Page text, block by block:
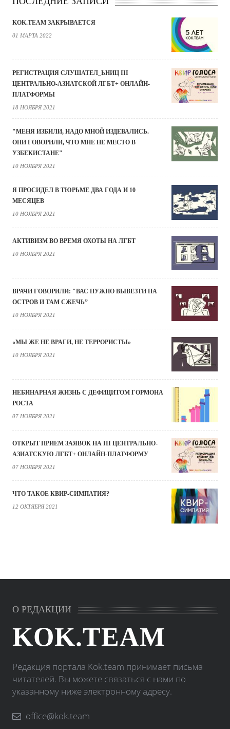
KOK.TEAM ЗАКРЫВАЕТСЯ
01 МАРТА 2022
РЕГИСТРАЦИЯ СЛУШАТЕЛ_ЬНИЦ III
ЦЕНТРАЛЬНО-АЗИАТСКОЙ ЛГБТ+ ОНЛАЙН-
ПЛАТФОРМЫ
18 НОЯБРЯ 2021
"МЕНЯ ИЗБИЛИ, НАДО МНОЙ ИЗДЕВАЛИСЬ.
ОНИ ГОВОРИЛИ, ЧТО МНЕ НЕ МЕСТО В
УЗБЕКИСТАНЕ"
10 НОЯБРЯ 2021
Я ПРОСИДЕЛ В ТЮРЬМЕ ДВА ГОДА И 10
МЕСЯЦЕВ
10 НОЯБРЯ 2021
АКТИВИЗМ ВО ВРЕМЯ ОХОТЫ НА ЛГБТ
10 НОЯБРЯ 2021
ВРАЧИ ГОВОРИЛИ: "ВАС НУЖНО ВЫВЕЗТИ НА
ОСТРОВ И ТАМ СЖЕЧЬ”
10 НОЯБРЯ 2021
«МЫ ЖЕ НЕ ВРАГИ, НЕ ТЕРРОРИСТЫ»
10 НОЯБРЯ 2021
НЕБИНАРНАЯ ЖИЗНЬ С ДЕФИЦИТОМ ГОРМОНА
РОСТА
07 НОЯБРЯ 2021
ОТКРЫТ ПРИЕМ ЗАЯВОК НА III ЦЕНТРАЛЬНО-
АЗИАТСКУЮ ЛГБТ+ ОНЛАЙН-ПЛАТФОРМУ
07 НОЯБРЯ 2021
ЧТО ТАКОЕ КВИР-СИМПАТИЯ?
12 ОКТЯБРЯ 2021
О РЕДАКЦИИ
KOK.TEAM
Редакция портала Kok.team принимает письма
читателей. Вы можете связаться с нами по
указанному ниже электронному адресу.
office@kok.team